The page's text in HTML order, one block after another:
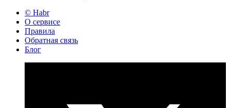
© Habr
О сервисе
Правила
Обратная связь
Блог